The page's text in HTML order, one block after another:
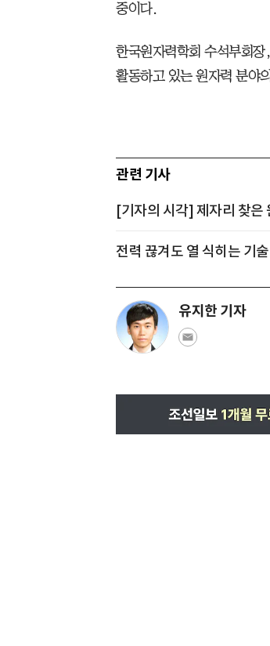
중이다.
한국원자력학회 수석부회
활동하고 있는 원자력 분야
관련 기사
[기자의 시각] 제자리 찾은
전력 끊겨도 열 식히는 기
유지한 기자